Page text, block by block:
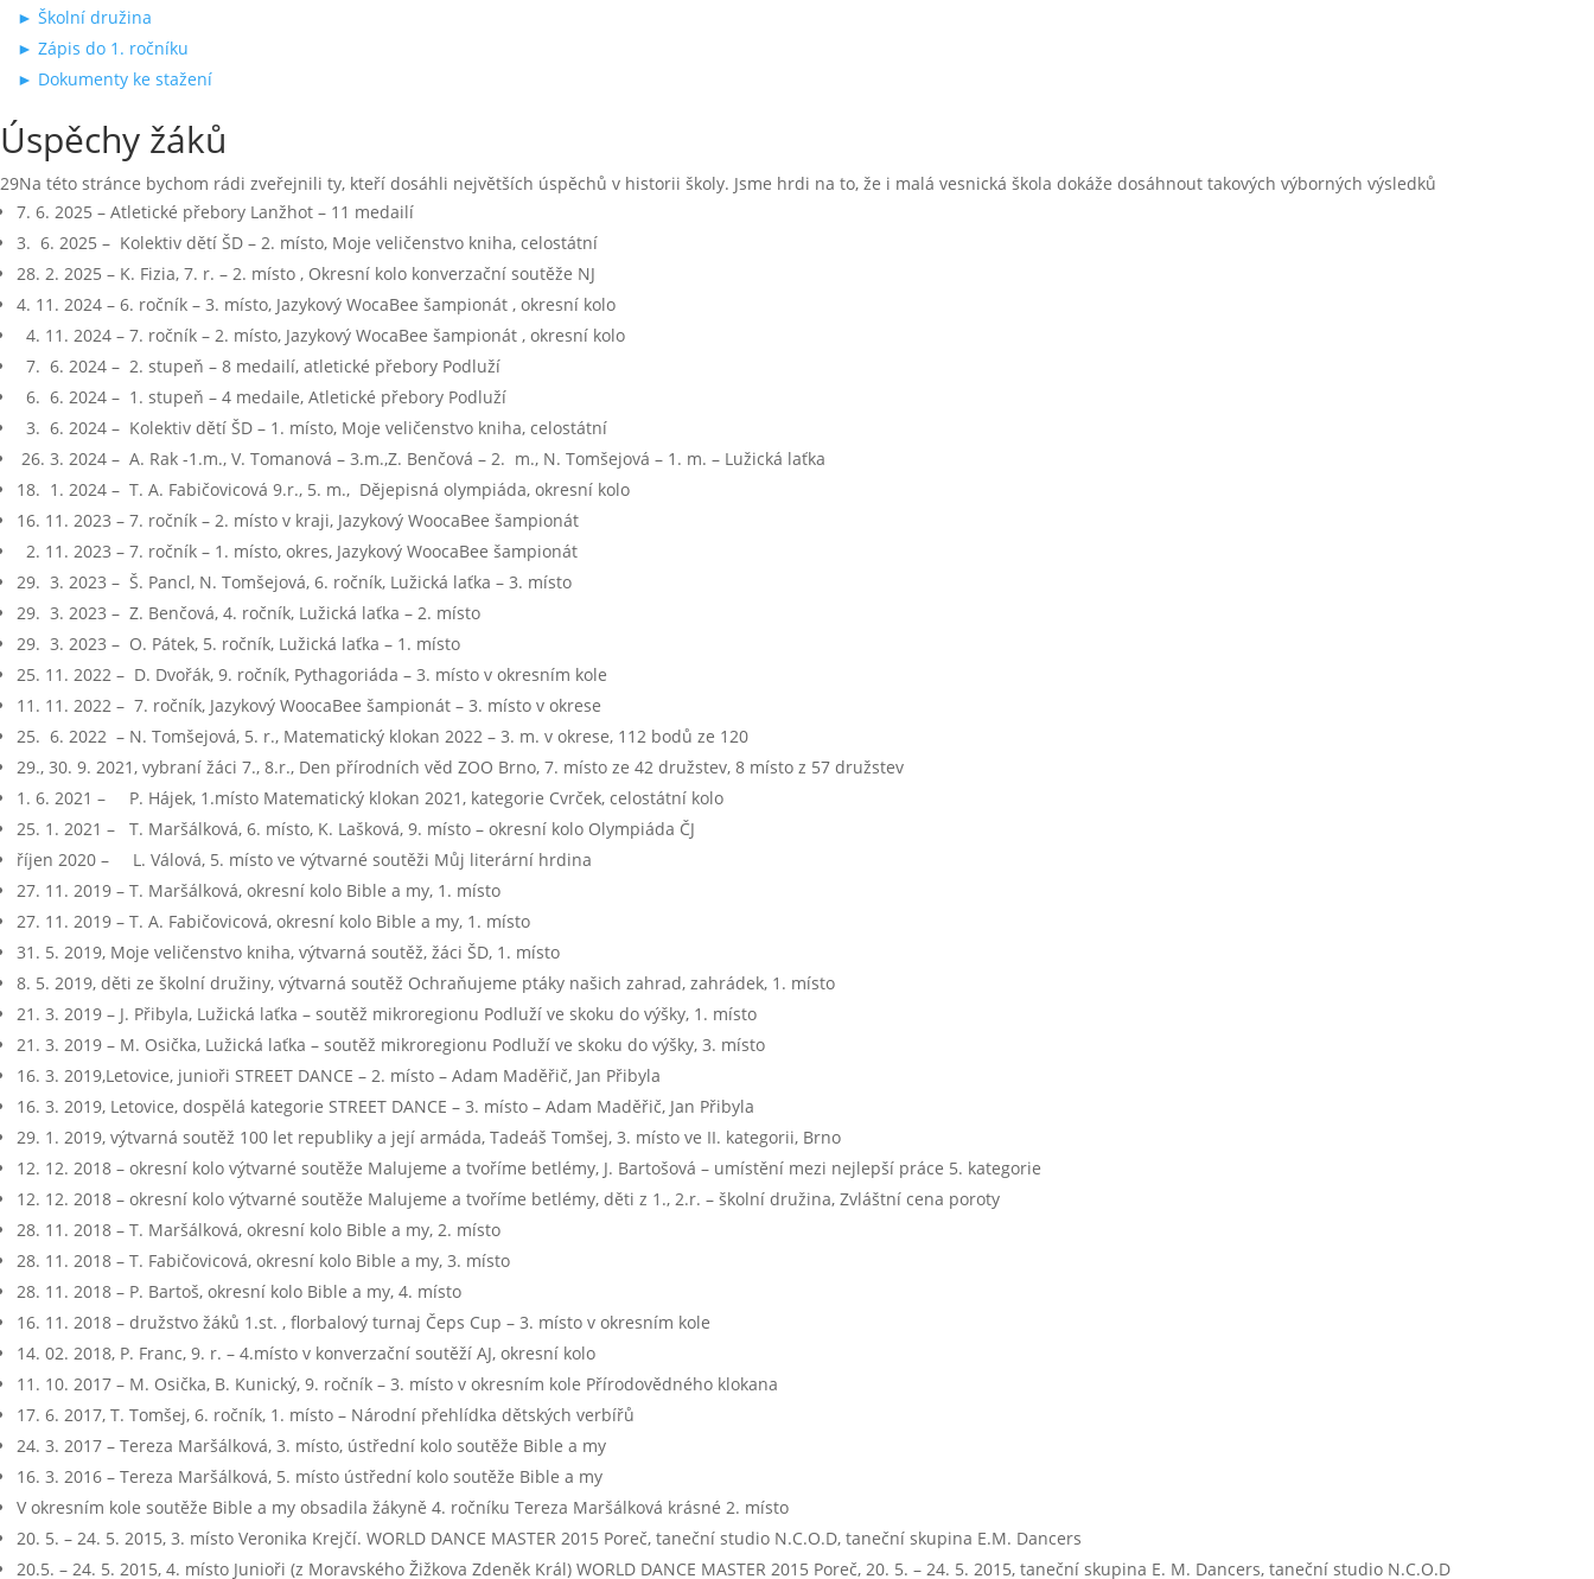
► Školní družina
► Zápis do 1. ročníku
► Dokumenty ke stažení
Úspěchy žáků
29Na této stránce bychom rádi zveřejnili ty, kteří dosáhli největších úspěchů v historii školy. Jsme hrdi na to, že i malá vesnická škola dokáže dosáhnout takových výborných výsledků
7. 6. 2025 – Atletické přebory Lanžhot – 11 medailí
3. 6. 2025 – Kolektiv dětí ŠD – 2. místo, Moje veličenstvo kniha, celostátní
28. 2. 2025 – K. Fizia, 7. r. – 2. místo , Okresní kolo konverzační soutěže NJ
4. 11. 2024 – 6. ročník – 3. místo, Jazykový WocaBee šampionát , okresní kolo
4. 11. 2024 – 7. ročník – 2. místo, Jazykový WocaBee šampionát , okresní kolo
7. 6. 2024 – 2. stupeň – 8 medailí, atletické přebory Podluží
6. 6. 2024 – 1. stupeň – 4 medaile, Atletické přebory Podluží
3. 6. 2024 – Kolektiv dětí ŠD – 1. místo, Moje veličenstvo kniha, celostátní
26. 3. 2024 – A. Rak -1.m., V. Tomanová – 3.m.,Z. Benčová – 2. m., N. Tomšejová – 1. m. – Lužická laťka
18. 1. 2024 – T. A. Fabičovicová 9.r., 5. m., Dějepisná olympiáda, okresní kolo
16. 11. 2023 – 7. ročník – 2. místo v kraji, Jazykový WoocaBee šampionát
2. 11. 2023 – 7. ročník – 1. místo, okres, Jazykový WoocaBee šampionát
29. 3. 2023 – Š. Pancl, N. Tomšejová, 6. ročník, Lužická laťka – 3. místo
29. 3. 2023 – Z. Benčová, 4. ročník, Lužická laťka – 2. místo
29. 3. 2023 – O. Pátek, 5. ročník, Lužická laťka – 1. místo
25. 11. 2022 – D. Dvořák, 9. ročník, Pythagoriáda – 3. místo v okresním kole
11. 11. 2022 – 7. ročník, Jazykový WoocaBee šampionát – 3. místo v okrese
25. 6. 2022 – N. Tomšejová, 5. r., Matematický klokan 2022 – 3. m. v okrese, 112 bodů ze 120
29., 30. 9. 2021, vybraní žáci 7., 8.r., Den přírodních věd ZOO Brno, 7. místo ze 42 družstev, 8 místo z 57 družstev
1. 6. 2021 – P. Hájek, 1.místo Matematický klokan 2021, kategorie Cvrček, celostátní kolo
25. 1. 2021 – T. Maršálková, 6. místo, K. Lašková, 9. místo – okresní kolo Olympiáda ČJ
říjen 2020 – L. Válová, 5. místo ve výtvarné soutěži Můj literární hrdina
27. 11. 2019 – T. Maršálková, okresní kolo Bible a my, 1. místo
27. 11. 2019 – T. A. Fabičovicová, okresní kolo Bible a my, 1. místo
31. 5. 2019, Moje veličenstvo kniha, výtvarná soutěž, žáci ŠD, 1. místo
8. 5. 2019, děti ze školní družiny, výtvarná soutěž Ochraňujeme ptáky našich zahrad, zahrádek, 1. místo
21. 3. 2019 – J. Přibyla, Lužická laťka – soutěž mikroregionu Podluží ve skoku do výšky, 1. místo
21. 3. 2019 – M. Osička, Lužická laťka – soutěž mikroregionu Podluží ve skoku do výšky, 3. místo
16. 3. 2019,Letovice, junioři STREET DANCE – 2. místo – Adam Maděřič, Jan Přibyla
16. 3. 2019, Letovice, dospělá kategorie STREET DANCE – 3. místo – Adam Maděřič, Jan Přibyla
29. 1. 2019, výtvarná soutěž 100 let republiky a její armáda, Tadeáš Tomšej, 3. místo ve II. kategorii, Brno
12. 12. 2018 – okresní kolo výtvarné soutěže Malujeme a tvoříme betlémy, J. Bartošová – umístění mezi nejlepší práce 5. kategorie
12. 12. 2018 – okresní kolo výtvarné soutěže Malujeme a tvoříme betlémy, děti z 1., 2.r. – školní družina, Zvláštní cena poroty
28. 11. 2018 – T. Maršálková, okresní kolo Bible a my, 2. místo
28. 11. 2018 – T. Fabičovicová, okresní kolo Bible a my, 3. místo
28. 11. 2018 – P. Bartoš, okresní kolo Bible a my, 4. místo
16. 11. 2018 – družstvo žáků 1.st. , florbalový turnaj Čeps Cup – 3. místo v okresním kole
14. 02. 2018, P. Franc, 9. r. – 4.místo v konverzační soutěží AJ, okresní kolo
11. 10. 2017 – M. Osička, B. Kunický, 9. ročník – 3. místo v okresním kole Přírodovědného klokana
17. 6. 2017, T. Tomšej, 6. ročník, 1. místo – Národní přehlídka dětských verbířů
24. 3. 2017 – Tereza Maršálková, 3. místo, ústřední kolo soutěže Bible a my
16. 3. 2016 – Tereza Maršálková, 5. místo ústřední kolo soutěže Bible a my
V okresním kole soutěže Bible a my obsadila žákyně 4. ročníku Tereza Maršálková krásné 2. místo
20. 5. – 24. 5. 2015, 3. místo Veronika Krejčí. WORLD DANCE MASTER 2015 Poreč, taneční studio N.C.O.D, taneční skupina E.M. Dancers
20.5. – 24. 5. 2015, 4. místo Junioři (z Moravského Žižkova Zdeněk Král) WORLD DANCE MASTER 2015 Poreč, 20. 5. – 24. 5. 2015, taneční skupina E. M. Dancers, taneční studio N.C.O.D